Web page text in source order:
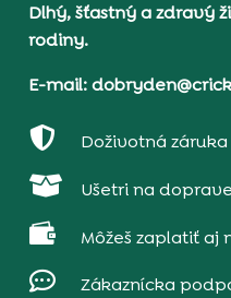
Dlhý, šťastný a zdravý
rodiny.
E-mail:
 Doživotná záruka
 Ušetri na doprave
 Môžeš zaplatiť aj
 Zákaznícka